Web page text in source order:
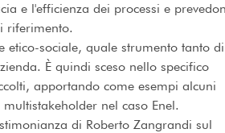
e l'efficienza dei processi e
riferimento.
etico-sociale, quale strumento tanto di
È quindi sceso nello specifico
apportando come esempi alcuni
nel caso Enel.
di Roberto Zangrandi sul